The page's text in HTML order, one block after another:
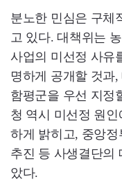
분노한 민심은 구체
고 있다. 대책위는
사업의 미선정 사유
명하게 공개할 것과
함평군을 우선 지정
청 역시 미선정 원
하게 밝히고, 중앙
추진 등 사생결단의
았다.